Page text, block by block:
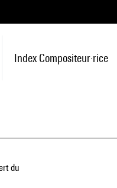
Index Compositeur·rice
du